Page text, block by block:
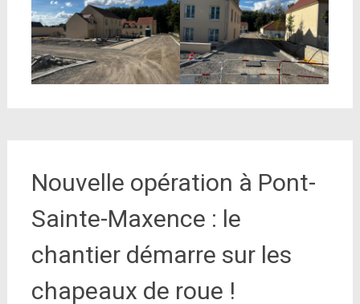
Nouvelle opération à Pont-
Sainte-Maxence : le
chantier démarre sur les
chapeaux de roue !